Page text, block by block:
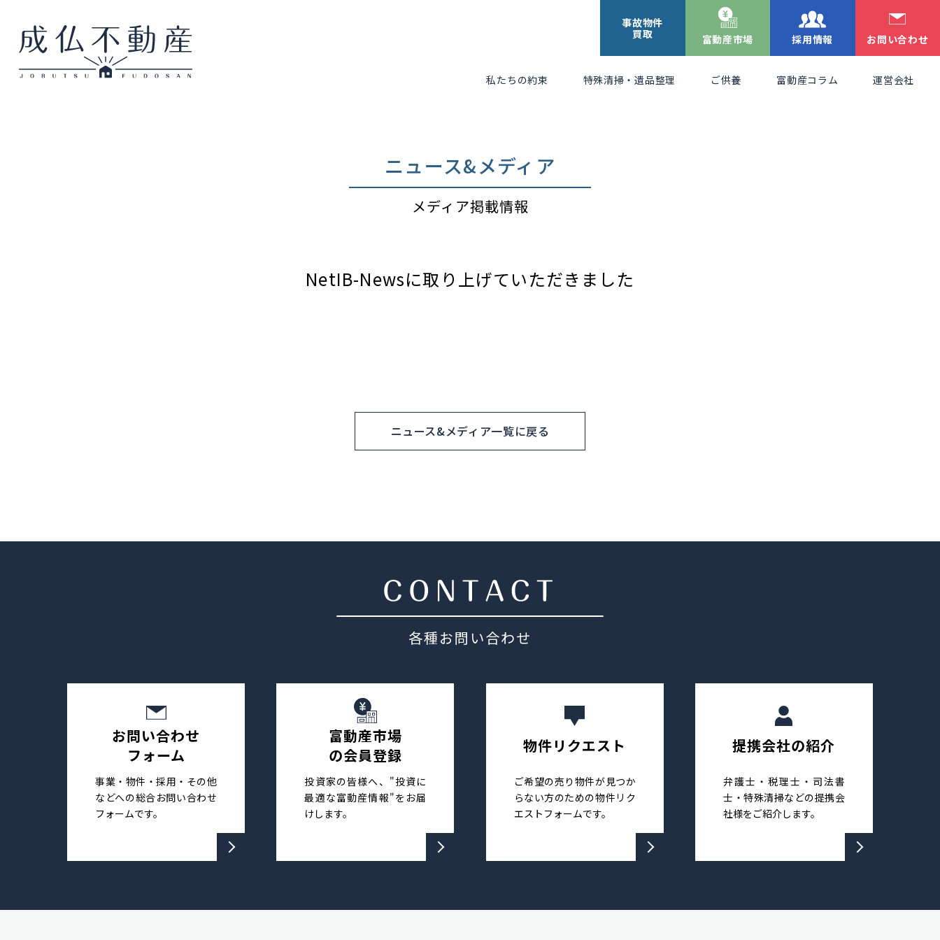
私たちの約束 特殊清掃・遺品整理 ご供養 富動産コラム 運営会社
事故物件
買取
富動産市場 採用情報 お問い合わせ
ニュース&メディア
メディア掲載情報
NetIB-Newsに取り上げていただきました
ニュース&メディア一覧に戻る
各種お問い合わせ
お問い合わせ
フォーム
事業・物件・採用・その他
などへの総合お問い合わせ
フォームです。
富動産市場
の会員登録
投資家の皆様へ、"投資に
最適な富動産情報"をお届
けします。
物件リクエスト
ご希望の売り物件が見つか
らない方のための物件リク
エストフォームです。
提携会社の紹介
弁護士・税理士・司法書
士・特殊清掃などの提携会
社様をご紹介します。